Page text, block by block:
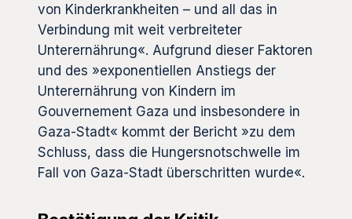
von Kinderkrankheiten – und all das in
Verbindung mit weit verbreiteter
Unterernährung«. Aufgrund dieser Faktoren
und des »exponentiellen Anstiegs der
Unterernährung von Kindern im
Gouvernement Gaza und insbesondere in
Gaza-Stadt« kommt der Bericht »zu dem
Schluss, dass die Hungersnotschwelle im
Fall von Gaza-Stadt überschritten wurde«.